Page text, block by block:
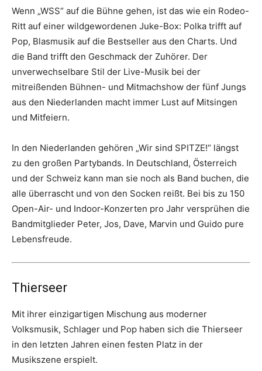
Wenn „WSS“ auf die Bühne gehen, ist das wie ein Rodeo-
Ritt auf einer wildgewordenen Juke-Box: Polka trifft auf
Pop, Blasmusik auf die Bestseller aus den Charts. Und
die Band trifft den Geschmack der Zuhörer. Der
unverwechselbare Stil der Live-Musik bei der
mitreißenden Bühnen- und Mitmachshow der fünf Jungs
aus den Niederlanden macht immer Lust auf Mitsingen
und Mitfeiern.
In den Niederlanden gehören „Wir sind SPITZE!“ längst
zu den großen Partybands. In Deutschland, Österreich
und der Schweiz kann man sie noch als Band buchen, die
alle überrascht und von den Socken reißt. Bei bis zu 150
Open-Air- und Indoor-Konzerten pro Jahr versprühen die
Bandmitglieder Peter, Jos, Dave, Marvin und Guido pure
Lebensfreude.
Thierseer
Mit ihrer einzigartigen Mischung aus moderner
Volksmusik, Schlager und Pop haben sich die Thierseer
in den letzten Jahren einen festen Platz in der
Musikszene erspielt.